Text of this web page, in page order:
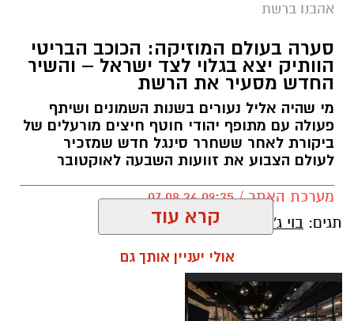
אהבנו ברשת
סערה בעולם המוזיקה: הכוכב הבריטי
הוותיק יצא בגלוי לצד ישראל – והשיר
החדש מסעיר את הרשת
מי שהיה אליל נעורים בשנות השמונים ושיתף
פעולה עם מתופף יהודי חוטף חיצים מורעלים של
ביקורת לאחר ששחרר סינגל חדש שמזכיר
לעולם הצבוע את זוועות השבעה לאוקטובר
מערכת האתר / 09:35 07.08.26
תגים: בוי ג'ורג' קרא עוד
אולי יעניין אותך גם